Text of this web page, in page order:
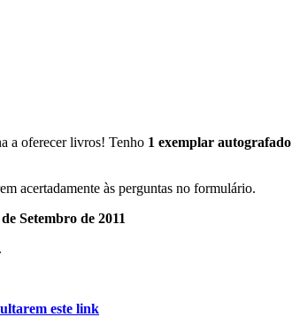
a oferecer livros! Tenho 1 exemplar autografado
acertadamente às perguntas no formulário.
de Setembro de 2011
este link